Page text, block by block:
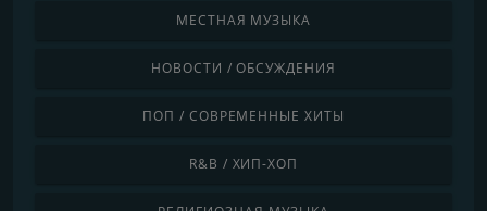
МЕСТНАЯ МУЗЫКА
НОВОСТИ / ОБСУЖДЕНИЯ
ПОП / СОВРЕМЕННЫЕ ХИТЫ
R&B / ХИП-ХОП